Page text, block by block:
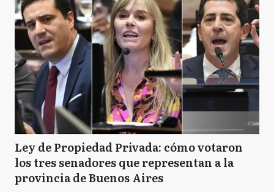
Ley de Propiedad Privada: cómo votaron
los tres senadores que representan a la
provincia de Buenos Aires